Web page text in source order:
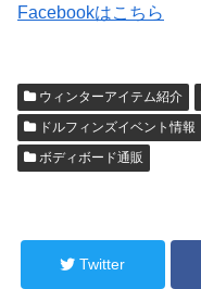
Facebookはこちら
ウィンターアイテム紹介
ドルフィンズイベント情報
ボディボード通販
Twitter